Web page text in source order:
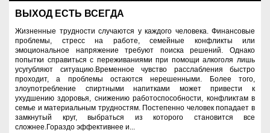
ВЫХОД ЕСТЬ ВСЕГДА
Жизненные трудности случаются у каждого человека. Финансовые
проблемы, стресс на работе, семейные конфликты или
эмоциональное напряжение требуют поиска решений. Однако
попытки справиться с переживаниями при помощи алкоголя лишь
усугубляют ситуацию.Временное чувство расслабления быстро
проходит, а проблемы остаются нерешенными. Более того,
злоупотребление спиртными напитками может привести к
ухудшению здоровья, снижению работоспособности, конфликтам в
семье и материальным трудностям. Постепенно человек попадает в
замкнутый круг, выбраться из которого становится все
сложнее.Гораздо эффективнее и...